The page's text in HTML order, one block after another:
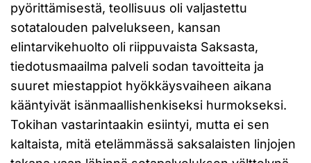
pyörittämisestä, teollisuus oli valjastettu
sotatalouden palvelukseen, kansan
elintarvikehuolto oli riippuvaista Saksasta,
tiedotusmaailma palveli sodan tavoitteita ja
suuret miestappiot hyökkäysvaiheen aikana
kääntyivät isänmaallishenkiseksi hurmokseksi.
Tokihan vastarintaakin esiintyi, mutta ei sen
kaltaista, mitä etelämmässä saksalaisten linjojen